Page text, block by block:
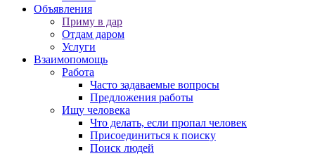
Объявления
Приму в дар
Отдам даром
Услуги
Взаимопомощь
Работа
Часто задаваемые вопросы
Предложения работы
Ищу человека
Что делать, если пропал человек
Присоединиться к поиску
Поиск людей